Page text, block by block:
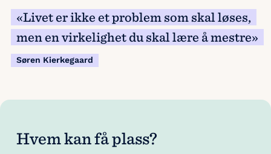
«Livet er ikke et problem som skal løses,
men en virkelighet du skal lære å mestre»
Søren Kierkegaard
Hvem kan få plass?